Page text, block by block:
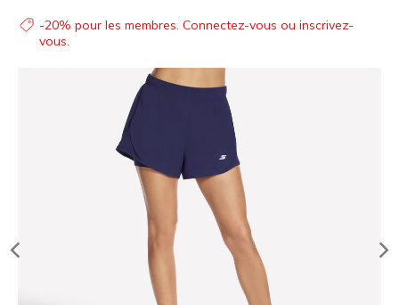
-20% pour les membres. Connectez-vous ou inscrivez-
vous.